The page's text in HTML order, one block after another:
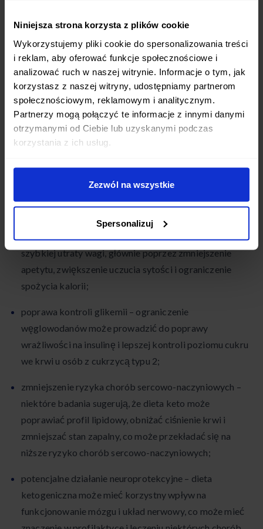
Niniejsza strona korzysta z plików cookie
Wykorzystujemy pliki cookie do spersonalizowania treści
i reklam, aby oferować funkcje społecznościowe i
analizować ruch w naszej witrynie. Informacje o tym, jak
korzystasz z naszej witryny, udostępniamy partnerom
społecznościowym, reklamowym i analitycznym.
Partnerzy mogą połączyć te informacje z innymi danymi
otrzymanymi od Ciebie lub uzyskanymi podczas
korzystania z ich usług.
Zezwól na wszystkie
Spersonalizuj
Jakie są wskazania dla diety keto? Mimo kontrowersji,
niektóre z nich:
szybkiej utraty wagi, głównie poprzez zmniejszenie
apetytu, zwiększenie uczucia sytości i ograniczenie
spożycia kalorii;
poprawa kontroli glikemii – ograniczenie
węglowodanów może prowadzić do poprawy
wrażliwości na insulinę i lepszej kontroli poziomu cukru
we krwi u osób z cukrzycą typu 2;
zmniejszenie ryzyka chorób sercowo-naczyniowych –
niektóre badania sugerują, że dieta keto może
poprawiać profil lipidowy, obniżać ciśnienie krwi i
zmniejszać stan zapalny, co może przekładać się na
niższe ryzyko chorób sercowo-naczyniowych;
potencjalne działanie neuroprotekcyjne – dieta
ketogeniczna może mieć korzystny wpływ na
funkcjonowanie mózgu i układ nerwowy, co może mieć